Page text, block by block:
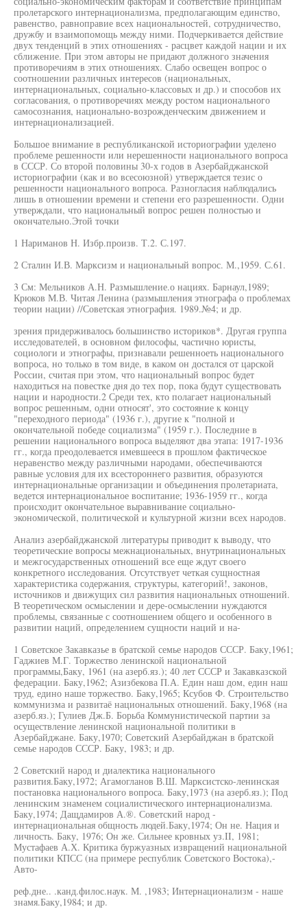
пролетарского интернационализма, предполагающим единство,
равенство, равноправие всех национальностей, сотрудничество,
дружбу и взаимопомощь между ними. Подчеркивается действие
двух тенденций в этих отношениях - расцвет каждой нации и их
сближение. При этом авторы не придают должного значения
противоречиям в этих отношениях. Слабо освещен вопрос о
соотношении различных интересов (национальных,
интернациональных, социально-классовых и др.) и способов их
согласования, о противоречиях между ростом национального
самосознания, национально-возрожденческим движением и
интернационализацией.
Большое внимание в республиканской историографии уделено
проблеме решенности или нерешенности национального вопроса
в СССР. Со второй половины 30-х годов в Азербайджанской
историографии (как и во всесоюзной) утверждается тезис о
решенности национального вопроса. Разногласия наблюдались
лишь в отношении времени и степени его разрешенности. Одни
утверждали, что национальный вопрос решен полностью и
окончательно.Этой точки
1 Нариманов Н. Избр.произв. Т.2. С.197.
2 Сталин И.В. Марксизм и национальный вопрос. М.,1959. С.61.
3 См: Мельников А.Н. Размышление.о нациях. Барнаул,1989;
Крюков М.В. Читая Ленина (размышления этнографа о проблемах
теории нации) //Советская этнография. 1989.№4; и др.
зрения придерживалось большинство историков*. Другая группа
исследователей, в основном философы, частично юристы,
социологи и этнографы, признавали решенноеть национального
вопроса, но только в том виде, в каком он достался от царской
России, считая при этом, что национальный вопрос будет
находиться на повестке дня до тех пор, пока будут существовать
нации и народности.2 Среди тех, кто полагает национальный
вопрос решенным, одни относят', это состояние к концу
"переходного периода" (1936 г.), другие к "полной и
окончательной победе социализма" (1959 г.). Последние в
решении национального вопроса выделяют два этапа: 1917-1936
гг., когда преодолевается имевшееся в прошлом фактическое
неравенство между различными народами, обеспечиваются
равные условия для их всестороннего развития, образуются
интернациональные организации и объединения пролетариата,
ведется интернациональное воспитание; 1936-1959 гг., когда
происходит окончательное выравнивание социально-
экономической, политической и культурной жизни всех народов.
Анализ азербайджанской литературы приводит к выводу, что
теоретические вопросы межнациональных, внутринациональных
и межгосударственных отношений все еще ждут своего
конкретного исследования. Отсутствует четкая сущностная
характеристика содержания, структуры, категорий!, законов,
источников и движущих сил развития национальных отношений.
В теоретическом осмыслении и дере-осмыслении нуждаются
проблемы, связанные с соотношением общего и особенного в
развитии наций, определением сущности наций и на-
1 Советское Закавказье в братской семье народов СССР. Баку,1961;
Гаджиев М.Г. Торжество ленинской национальной
программы,Баку, 1961 (на азерб.яз.); 40 лет СССР и Закавказской
федерации. Баку,1962; Азизбекова П.А. Един наш дом, един наш
труд, едино наше торжество. Баку,1965; Ксубов Ф. Строительство
коммунизма и развитаё национальных отношений. Баку,1968 (на
азерб.яз.); Гулиев Дж.Б. Борьба Коммунистической партии за
осуществление ленинской национальной политики в
Азербайджане. Баку,1970; Советский Азербайджан в братской
семье народов СССР. Баку, 1983; и др.
2 Советский народ и диалектика национального
развития.Баку,1972; Агамогланов В.Ш. Марксистско-ленинская
постановка национального вопроса. Баку,1973 (на азерб.яз.); Под
ленинским знаменем социалистического интернационализма.
Баку,1974; Дащдамиров А.®. Советский народ -
интернациональная общность людей.Баку,1974; Он не. Нация и
личность. Баку, 1976; Он же. Сильнее кровных уз.II, 1981;
Мустафаев А.Х. Критика буржуазных извращений национальной
политики КПСС (на примере республик Советского Востока),-
Авто-
реф.дне.. .канд.филос.наук. М. ,1983; Интернационализм - наше
знамя.Баку,1984; и др.